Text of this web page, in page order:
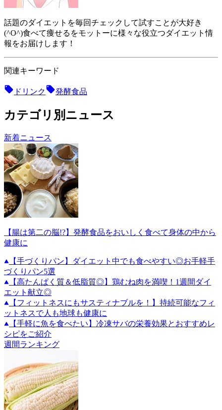
話題のダイエットを毎回チェックして試すことが大好き
(^O^)食べて痩せるをモットーに様々な役立つダイエット情
報をお届けします！
関連キーワード
ドリンク 発酵食品
カテゴリ別ニュース
新着ニュース
【腸は第二の脳!?】発酵食品をおいしく食べて身体の中から
健康に
【手づくりパン】ダイエット中でも食べやすい◎お手軽手
づくりパン5選
【高たんぱく質＆低脂質◎】鶏むね肉を満喫！1週間ダイ
エット献立◎
【フィットネスにもサスティナブルを！】持続可能なフィ
ットネスで人も地球も健康に
【手軽に魚を食べたい】冷凍サバの栄養効果とおすすめレ
シピをご紹介
週間ランキング